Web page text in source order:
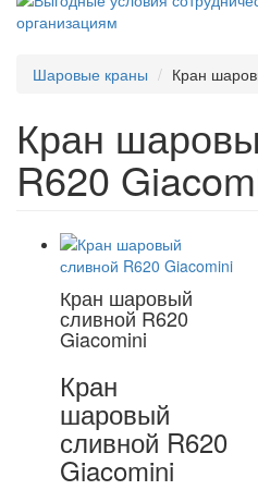
Шаровые краны Кран
Кран
R620
Кран шаровый
сливной R620
Giacomini
Кран
шаровый
сливной R620
Giacomini